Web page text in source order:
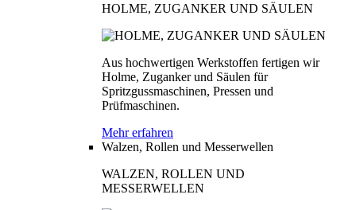
HOLME, ZUGANKER UND SÄULEN
Aus hochwertigen Werkstoffen fertigen wir
Holme, Zuganker und Säulen für
Spritzgussmaschinen, Pressen und
Prüfmaschinen.
Mehr erfahren
Walzen, Rollen und Messerwellen
WALZEN, ROLLEN UND
MESSERWELLEN